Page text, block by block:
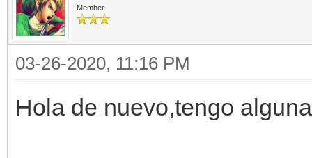
(True)
def update(self):
self.mover()
Member
03-26-2020, 11:16 PM
Hola de nuevo,tengo